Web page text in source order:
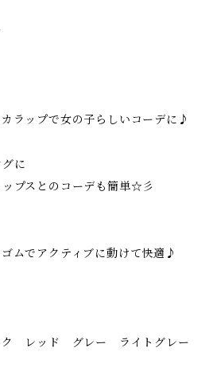
ラップで女の子らしいコーデに♪
に
プスとのコーデも簡単☆彡
ムでアクティブに動けて快適♪
レッド グレー ライトグレー